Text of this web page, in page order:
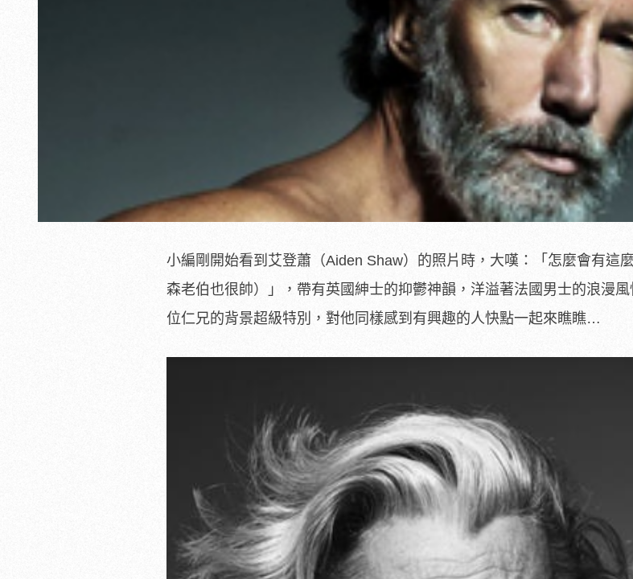
小編剛開始看到艾登蕭（Aiden Shaw）的照片時，大嘆：「怎麼會有這
森老伯也很帥）」，帶有英國紳士的抑鬱神韻，洋溢著法國男士的浪漫
位仁兄的背景超級特別，對他同樣感到有興趣的人快點一起來瞧瞧…